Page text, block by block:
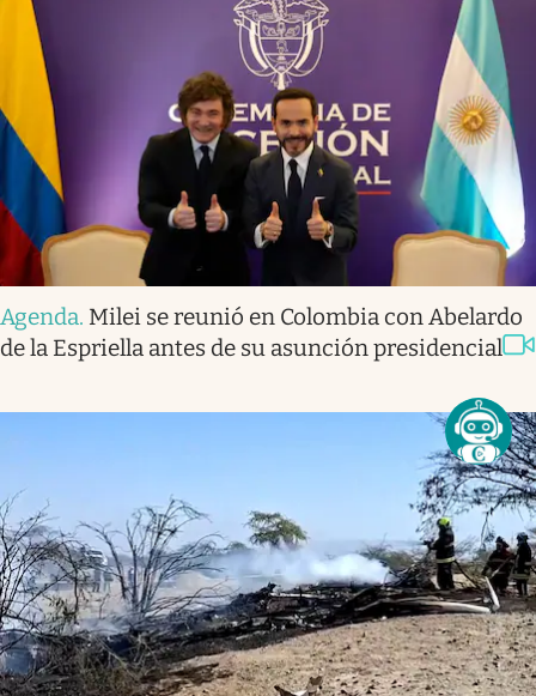
Agenda. Milei se reunió en Colombia con Abelardo
de la Espriella antes de su asunción presidencial